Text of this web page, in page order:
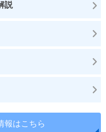
説
報はこちら